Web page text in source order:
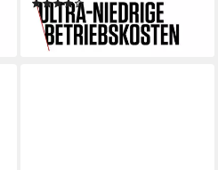
(14)
ab 450,70 €
lieferbar - in 2-3 Werktagen bei dir